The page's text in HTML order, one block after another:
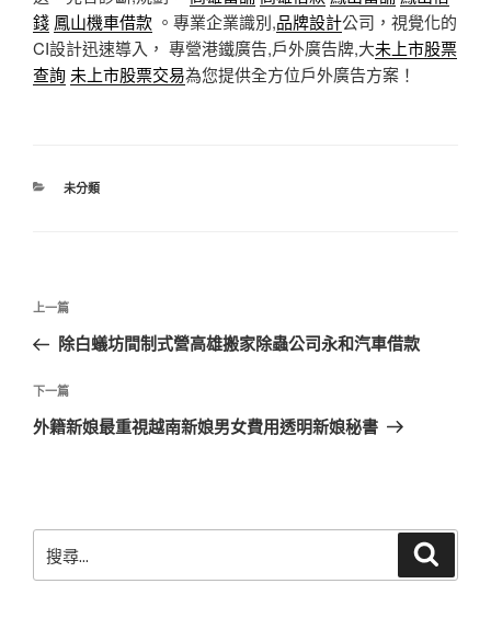
錢 鳳山機車借款 。專業企業識別,品牌設計公司，視覺化的
CI設計迅速導入， 專營港鐵廣告,戶外廣告牌,大未上市股票
查詢 未上市股票交易為您提供全方位戶外廣告方案！
分
未分類
文
導
覽
上
一
文
章
上一篇
除白蟻坊間制式營高雄搬家除蟲公司永和汽車借款
下
一
下一篇
外籍新娘最重視越南新娘男女費用透明新娘秘書
尋